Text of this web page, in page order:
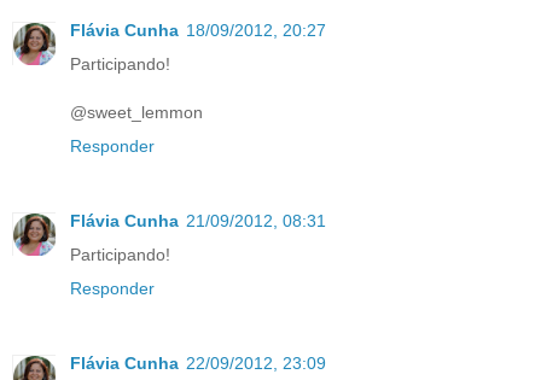
Flávia Cunha 18/09/2012, 20:27
Participando!
@sweet_lemmon
Responder
Flávia Cunha 21/09/2012, 08:31
Participando!
Responder
Flávia Cunha 22/09/2012, 23:09